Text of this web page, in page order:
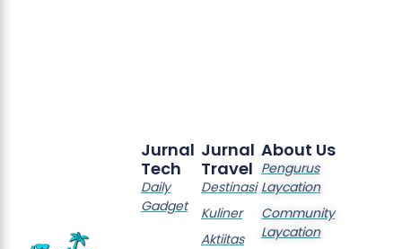
Jurnal
Travel
Destinasi
Kuliner
Aktiitas
Jurnal
Tech
Daily
Gadget
About Us
Pengurus
Laycation
Community
Laycation